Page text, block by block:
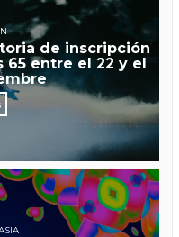
de inscripción
65 entre el 22 y el